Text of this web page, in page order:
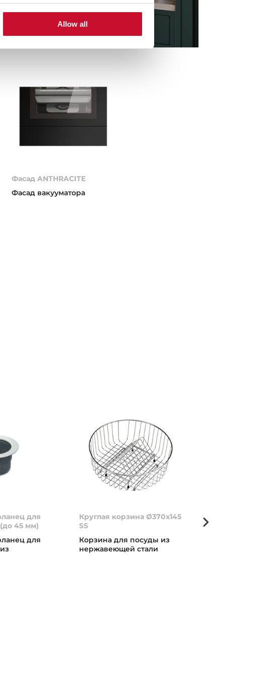
Allow all
Фасад ANTHRACITE
Фасад вакууматора
для
45 мм)
для
Круглая корзина Ø370x145
SS
Корзина для посуды из
нержавеющей стали